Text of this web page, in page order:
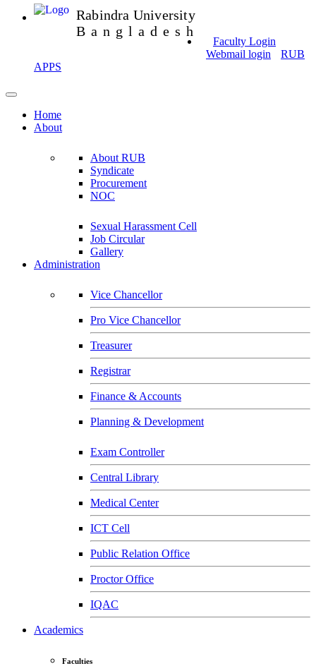
Rabindra University
Bangladesh
Faculty Login
Webmail login
RUB
APPS
Home
About
About RUB
Syndicate
Procurement
NOC
Sexual Harassment Cell
Job Circular
Gallery
Administration
Vice Chancellor
Pro Vice Chancellor
Treasurer
Registrar
Finance & Accounts
Planning & Development
Exam Controller
Central Library
Medical Center
ICT Cell
Public Relation Office
Proctor Office
IQAC
Academics
Faculties